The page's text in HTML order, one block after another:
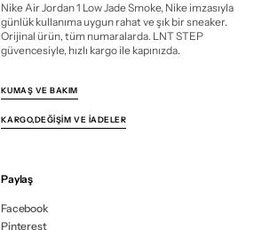
Nike Air Jordan 1 Low Jade Smoke, Nike imzasıyla
günlük kullanıma uygun rahat ve şık bir sneaker.
Orijinal ürün, tüm numaralarda. LNT STEP
güvencesiyle, hızlı kargo ile kapınızda.
KUMAŞ VE BAKIM
KARGO,DEĞIŞIM VE İADELER
Paylaş
Facebook
Pinterest